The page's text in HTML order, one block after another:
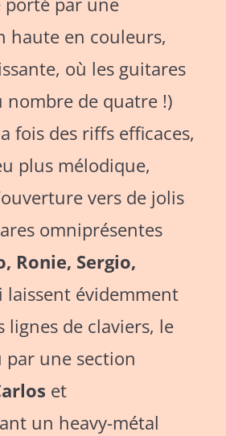
haute en couleurs,
où les guitares
nombre de quatre !)
fois des riffs efficaces,
plus mélodique,
vers de jolis
omniprésentes
Ronie, Sergio,
laissent évidemment
lignes de claviers, le
une section
et
un heavy-métal